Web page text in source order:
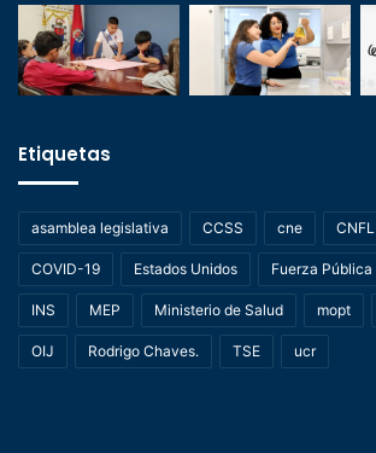
Etiquetas
asamblea legislativa CCSS cne CNFL
COVID-19 Estados Unidos Fuerza Pública
INS MEP Ministerio de Salud mopt
OIJ Rodrigo Chaves. TSE ucr